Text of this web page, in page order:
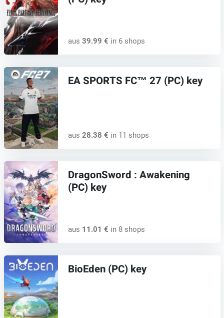
aus 39.99 € in 6 shops
EA SPORTS FC™ 27 (PC) key
aus 28.38 € in 11 shops
DragonSword : Awakening
(PC) key
aus 11.01 € in 8 shops
BioEden (PC) key